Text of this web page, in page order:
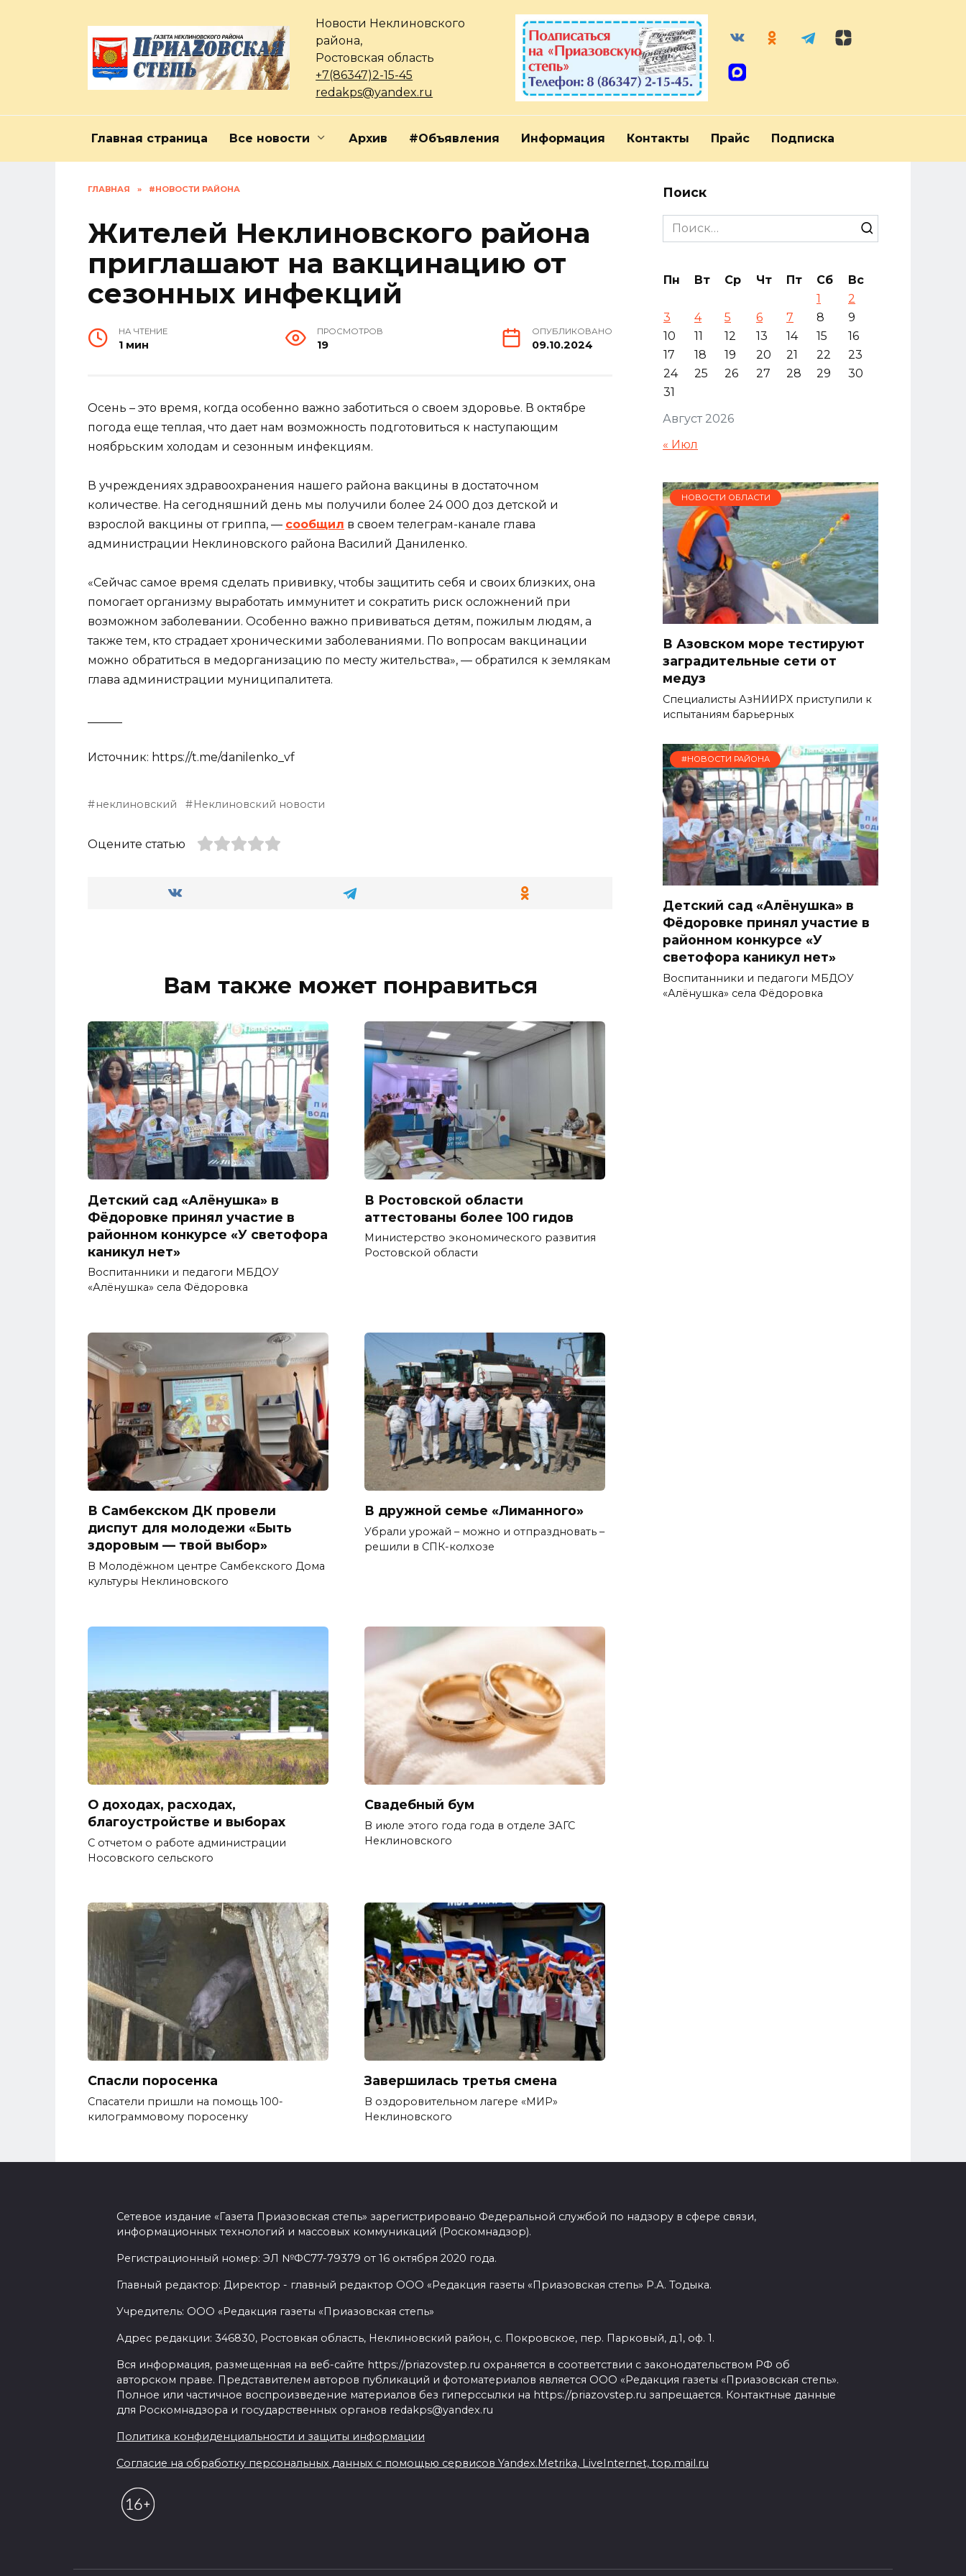
Новости Неклиновского
района,
Ростовская область
+7(86347)2-15-45
redakps@yandex.ru
Главная страница Все новости Архив #Объявления Информация Контакты Прайс Подписка
ГЛАВНАЯ » #НОВОСТИ РАЙОНА
Жителей Неклиновского района
приглашают на вакцинацию от
сезонных инфекций
НА ЧТЕНИЕ
1 мин
ПРОСМОТРОВ
19
ОПУБЛИКОВАНО
09.10.2024
Осень – это время, когда особенно важно заботиться о своем здоровье. В октябре
погода еще теплая, что дает нам возможность подготовиться к наступающим
ноябрьским холодам и сезонным инфекциям.
В учреждениях здравоохранения нашего района вакцины в достаточном
количестве. На сегодняшний день мы получили более 24 000 доз детской и
взрослой вакцины от гриппа, — сообщил в своем телеграм-канале глава
администрации Неклиновского района Василий Даниленко.
«Сейчас самое время сделать прививку, чтобы защитить себя и своих близких, она
помогает организму выработать иммунитет и сократить риск осложнений при
возможном заболевании. Особенно важно прививаться детям, пожилым людям, а
также тем, кто страдает хроническими заболеваниями. По вопросам вакцинации
можно обратиться в медорганизацию по месту жительства», — обратился к землякам
глава администрации муниципалитета.
Источник: https://t.me/danilenko_vf
неклиновский Неклиновский новости
Оцените статью
Вам также может понравиться
Детский сад «Алёнушка» в
Фёдоровке принял участие в
районном конкурсе «У светофора
каникул нет»
Воспитанники и педагоги МБДОУ
«Алёнушка» села Фёдоровка
В Ростовской области
аттестованы более 100 гидов
Министерство экономического развития
Ростовской области
В Самбекском ДК провели
диспут для молодежи «Быть
здоровым — твой выбор»
В Молодёжном центре Самбекского Дома
культуры Неклиновского
В дружной семье «Лиманного»
Убрали урожай – можно и отпраздновать –
решили в СПК-колхозе
О доходах, расходах,
благоустройстве и выборах
С отчетом о работе администрации
Носовского сельского
Свадебный бум
В июле этого года года в отделе ЗАГС
Неклиновского
Спасли поросенка
Спасатели пришли на помощь 100-
килограммовому поросенку
Завершилась третья смена
В оздоровительном лагере «МИР»
Неклиновского
Поиск
Search
for:
Август 2026
Пн Вт Ср Чт Пт Сб
Вс
1
2
3
4 5 6 7 8
9
10
11 12 13 14 15
16
17
18 19 20 21 22
23
24
25 26 27 28 29
30
31
« Июл
НОВОСТИ ОБЛАСТИ
В Азовском море тестируют
заградительные сети от
медуз
Специалисты АзНИИРХ приступили к
испытаниям барьерных
#НОВОСТИ РАЙОНА
Детский сад «Алёнушка» в
Фёдоровке принял участие в
районном конкурсе «У
светофора каникул нет»
Воспитанники и педагоги МБДОУ
«Алёнушка» села Фёдоровка
Сетевое издание «Газета Приазовская степь» зарегистрировано Федеральной службой по надзору в сфере связи,
информационных технологий и массовых коммуникаций (Роскомнадзор).
Регистрационный номер: ЭЛ №ФС77-79379 от 16 октября 2020 года.
Главный редактор: Директор - главный редактор ООО «Редакция газеты «Приазовская степь» Р.А. Тодыка.
Учредитель: ООО «Редакция газеты «Приазовская степь»
Адрес редакции: 346830, Ростовкая область, Неклиновский район, с. Покровское, пер. Парковый, д.1, оф. 1.
Вся информация, размещенная на веб-сайте https://priazovstep.ru охраняется в соответствии с законодательством РФ об
авторском праве. Представителем авторов публикаций и фотоматериалов является ООО «Редакция газеты «Приазовская степь».
Полное или частичное воспроизведение материалов без гиперссылки на https://priazovstep.ru запрещается. Контактные данные
для Роскомнадзора и государственных органов redakps@yandex.ru
Политика конфиденциальности и защиты информации
Согласие на обработку персональных данных с помощью сервисов Yandex.Metrika, LiveInternet, top.mail.ru